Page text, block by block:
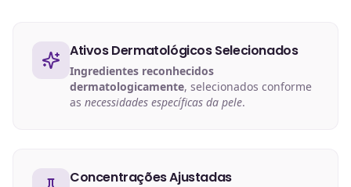
Ativos Dermatológicos Selecionados
Ingredientes reconhecidos
dermatologicamente, selecionados conforme
as necessidades específicas da pele.
Concentrações Ajustadas